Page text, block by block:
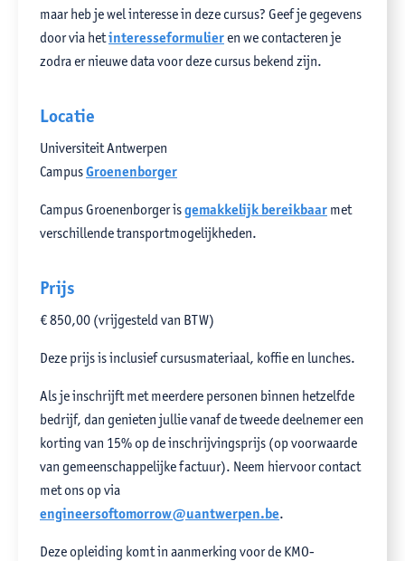
maar heb je wel interesse in deze cursus? Geef je gegevens
door via hetinteresseformulieren we contacteren je
zodra er nieuwe data voor deze cursus bekend zijn.
Locatie
Universiteit Antwerpen
CampusGroenenborger
Campus Groenenborger isgemakkelijk bereikbaar met
verschillende transportmogelijkheden.
Prijs
€ 850,00 (vrijgesteld van BTW)
Deze prijs is inclusief cursusmateriaal, koffie en lunches.
Als je inschrijft met meerdere personen binnen hetzelfde
bedrijf, dan genieten jullie vanaf de tweede deelnemer een
korting van 15% op de inschrijvingsprijs (op voorwaarde
van gemeenschappelijke factuur). Neem hiervoor contact
met ons op via
engineersoftomorrow@uantwerpen.be.
Deze opleiding komt in aanmerking voor de KMO-